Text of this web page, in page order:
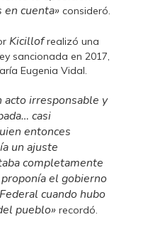
cuenta» consideró.
Kicillofrealizó una
sancionada en 2017,
Eugenia Vidal.
irresponsable y
casi
entonces
un ajuste
completamente
el gobierno
cuando hubo
pueblo» recordó.